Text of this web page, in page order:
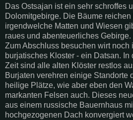
Das Ostsajan ist ein sehr schroffes
Dolomitgebirge. Die Bäume
irgendwelche Matten und Wiesen
raues und abenteuerliches Gebirge.
Zum Abschluss besuchen wirtnoch
burjatisches Kloster - ein Datsan. In
Zeit sind alle alten Klöster restlos
Burjaten verehren einige Standorte
heilige Plätze, wie aber eben den
markanten Felsen auch. Dieses
aus einem russische Bauernhaus
hochgezogenen Dach konvergiert